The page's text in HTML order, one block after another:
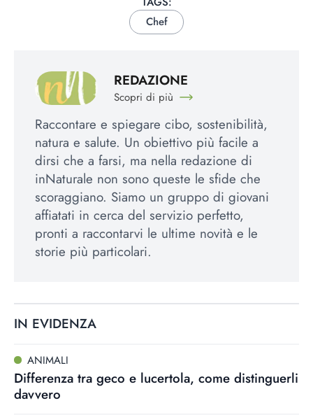
Chef
REDAZIONE
Scopri di più
Raccontare e spiegare cibo, sostenibilità,
natura e salute. Un obiettivo più facile a
dirsi che a farsi, ma nella redazione di
inNaturale non sono queste le sfide che
scoraggiano. Siamo un gruppo di giovani
affiatati in cerca del servizio perfetto,
pronti a raccontarvi le ultime novità e le
storie più particolari.
IN EVIDENZA
ANIMALI
Differenza tra geco e lucertola, come distinguerli
davvero